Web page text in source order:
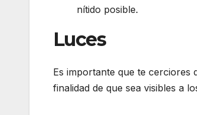
nítido posible.
Luces
Es importante que te cerciores
finalidad de que sea visibles a